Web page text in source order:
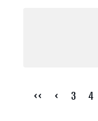
‹‹ ‹ 3 4